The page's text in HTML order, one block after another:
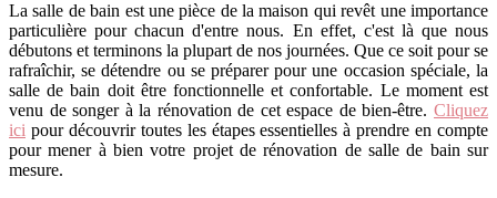
La salle de bain est une pièce de la maison qui revêt une importance
particulière pour chacun d'entre nous. En effet, c'est là que nous
débutons et terminons la plupart de nos journées. Que ce soit pour se
rafraîchir, se détendre ou se préparer pour une occasion spéciale, la
salle de bain doit être fonctionnelle et confortable. Le moment est
venu de songer à la rénovation de cet espace de bien-être. Cliquez
ici pour découvrir toutes les étapes essentielles à prendre en compte
pour mener à bien votre projet de rénovation de salle de bain sur
mesure.